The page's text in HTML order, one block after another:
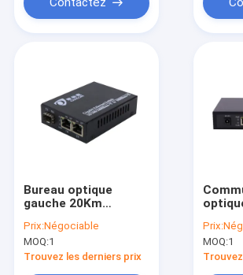
Bureau optique
gauche 20Km
commutateur
d'Ethernet de fibre de
Mini Size SMF/MMF 2
Prix:Négociable
MOQ:1
Trouvez les derniers prix
la
Prix:
MOQ:1